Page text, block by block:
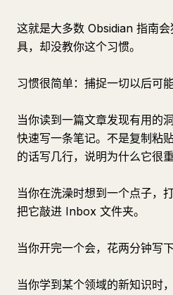
这就是大多数 Obsidian 指南
具，却没教你这个习惯。
习惯很简单：捕捉一切以后可
当你读到一篇文章发现有用的
快速写一条笔记。不是复制粘
的话写几行，说明为什么它很重
当你在洗澡时想到一个点子，
把它敲进 Inbox 文件夹。
当你开完一个会，花两分钟写
当你学到某个领域的新知识时